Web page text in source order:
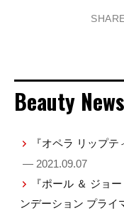
Beauty News
『オペラ リップ
— 2021.09.07
『ポール ＆ ジョ
ンデーション プライ